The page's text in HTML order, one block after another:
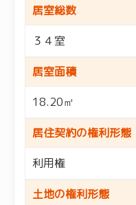
居室総数
３４室
居室面積
18.20㎡
居住契約の権利形態
利用権
土地の権利形態